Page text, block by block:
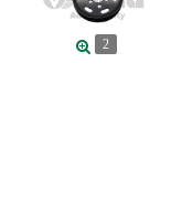
2